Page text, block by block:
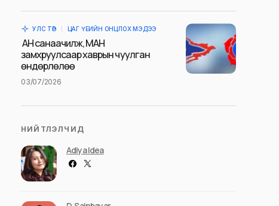
УЛС ТӨР ЦАГ ҮЕИЙН ОНЦЛОХ МЭДЭЭ
АН санаачилж, МАН
замхруулсаар хаврын чуулган
өндөрлөлөө
03/07/2026
НИЙТЛЭЛЧИД
Adiya Idea